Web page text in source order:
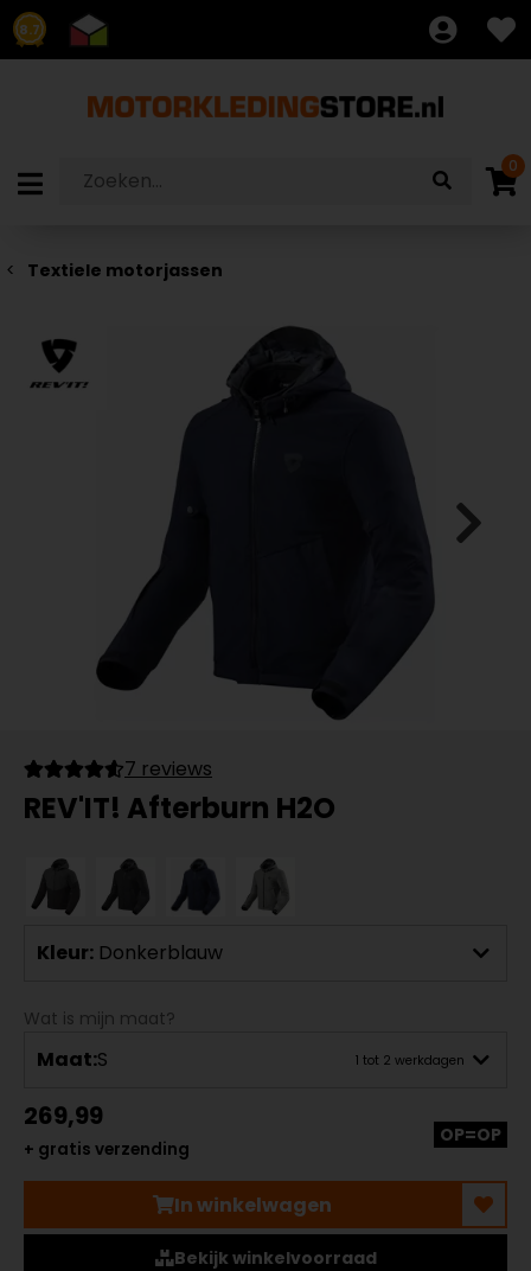
8.7
0
Textiele motorjassen
7 reviews
REV'IT! Afterburn H2O
Kleur: Donkerblauw
Wat is mijn maat?
Maat:S 1 tot 2 werkdagen
269,99
+ gratis verzending
OP=OP
In winkelwagen
Bekijk winkelvoorraad